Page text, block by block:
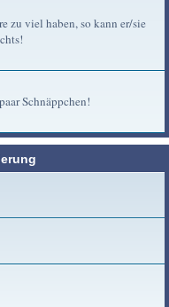
zu viel haben, so kann er/sie
Schnäppchen!